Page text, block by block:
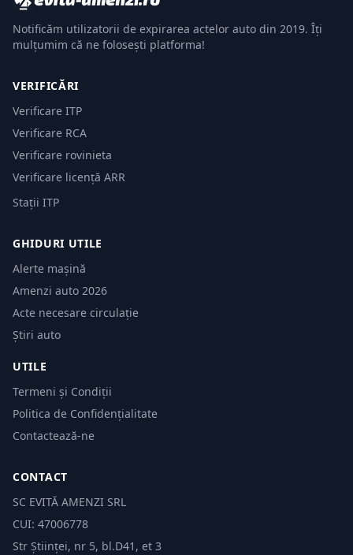
Notificăm utilizatorii de expirarea actelor auto din 2019. Îți
mulțumim că ne folosești platforma!
VERIFICĂRI
Verificare ITP
Verificare RCA
Verificare rovinieta
Verificare licență ARR
Stații ITP
GHIDURI UTILE
Alerte mașină
Amenzi auto 2026
Acte necesare circulație
Știri auto
UTILE
Termeni și Condiții
Politica de Confidențialitate
Contactează-ne
CONTACT
SC EVITĂ AMENZI SRL
CUI: 47006778
Str Științei, nr 5, bl.D41, et 3